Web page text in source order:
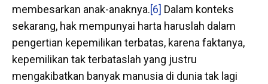
membesarkan anak-anaknya.[6] Dalam konteks
sekarang, hak mempunyai harta haruslah dalam
pengertian kepemilikan terbatas, karena faktanya,
kepemilikan tak terbataslah yang justru
mengakibatkan banyak manusia di dunia tak lagi